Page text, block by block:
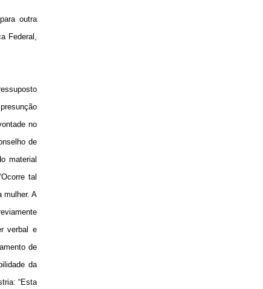
outra
Federal,
no
de
material
tal
mulher. A
verbal e
de
da
“Esta